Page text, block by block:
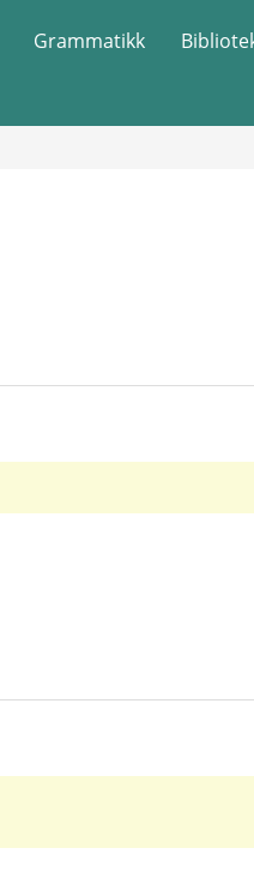
Grammatikk